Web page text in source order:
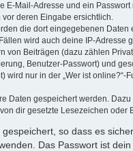
Mail-Adresse und ein
deren Eingabe ersichtlich.
die dort eingegebenen
wird auch deine IP-Adresse
von Beiträgen (dazu zählen
Benutzer-Passwort) und
nur in der „Wer ist online?“-
Daten gespeichert werden.
dir gesetzte Lesezeichen oder
so dass es
Das Passwort ist